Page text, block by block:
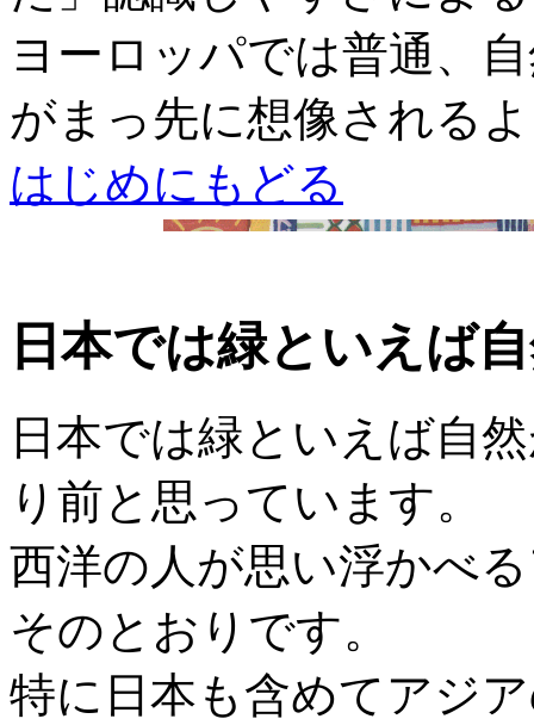
ヨーロッパでは普通、
がまっ先に想像される
はじめにもどる
日本では緑といえば
日本では緑といえば自
り前と思っています。
西洋の人が思い浮かべ
そのとおりです。
特に日本も含めてアジ